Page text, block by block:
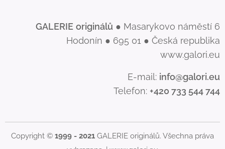
GALERIE originálů ● Masarykovo náměstí 6
Hodonín ● 695 01 ● Česká republika
www.galori.eu
E-mail: info@galori.eu
Telefon: +420 733 544 744
Copyright © 1999 - 2021 GALERIE originálů. Všechna práva